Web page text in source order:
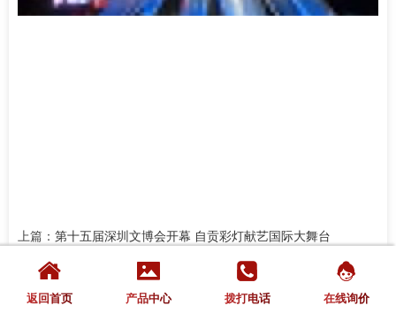
上篇： 第十五届深圳文博会开幕 自贡彩灯献艺国际大舞台

返回首页

产品中心

拨打电话

在线询价